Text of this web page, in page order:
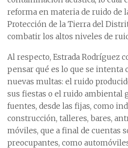
reforma en materia de ruido de
Protección de la Tierra del
combatir los altos niveles de
Al respecto, Estrada Rodríguez
pensar qué es lo que se intenta
nuevas multas: el ruido
sus fiestas o el ruido ambiental
fuentes, desde las fijas, como
construcción, talleres, bares,
móviles, que a final de cuentas
preocupantes, como